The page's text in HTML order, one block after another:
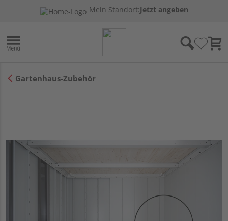
Mein Standort:Jetzt angeben
Gartenhaus-Zubehör